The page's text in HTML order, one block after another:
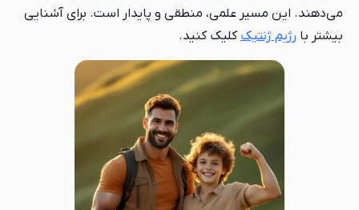
می‌دهند. این مسیر علمی، منطقی و پایدار است. برای آشنایی
بیشتر با رژیم ژنتیککلیک کنید.